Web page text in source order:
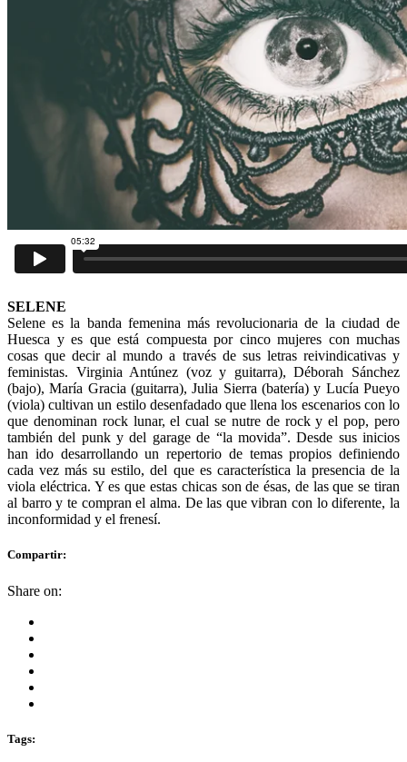
SELENE
Selene es la banda femenina más revolucionaria de la ciudad de
Huesca y es que está compuesta por cinco mujeres con muchas
cosas que decir al mundo a través de sus letras reivindicativas y
feministas. Virginia Antúnez (voz y guitarra), Déborah Sánchez
(bajo), María Gracia (guitarra), Julia Sierra (batería) y Lucía Pueyo
(viola) cultivan un estilo desenfadado que llena los escenarios con lo
que denominan rock lunar, el cual se nutre de rock y el pop, pero
también del punk y del garage de “la movida”. Desde sus inicios
han ido desarrollando un repertorio de temas propios definiendo
cada vez más su estilo, del que es característica la presencia de la
viola eléctrica. Y es que estas chicas son de ésas, de las que se tiran
al barro y te compran el alma. De las que vibran con lo diferente, la
inconformidad y el frenesí.
Compartir:
Share on:
Tags: